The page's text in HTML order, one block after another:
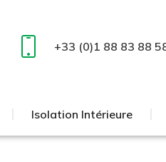
+33 (0)1 88 83 88
Isolation Intérieure